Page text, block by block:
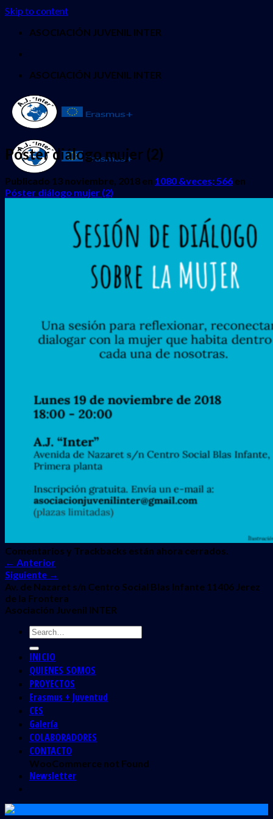
Skip to content
ASOCIACIÓN JUVENIL INTER
ASOCIACIÓN JUVENIL INTER
QUIENES SOMOS
PROYECTOS
Póster diálogo mujer (2)
Publicado 13 noviembre, 2018 en 1080 &veces; 566 en
Póster diálogo mujer (2)
Comentarios y Trackbacks están ahora cerrados.
← Anterior
Siguiente →
Av. de Nazaret s/n Centro Social Blas Infante 11406 Jerez
de la Frontera
Asociación Juvenil INTER
INICIO
QUIENES SOMOS
PROYECTOS
Erasmus + Juventud
CES
Galería
COLABORADORES
CONTACTO
WooCommerce not Found
Newsletter